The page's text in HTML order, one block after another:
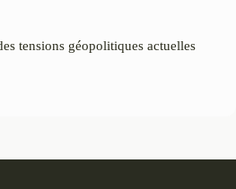
tensions géopolitiques actuelles